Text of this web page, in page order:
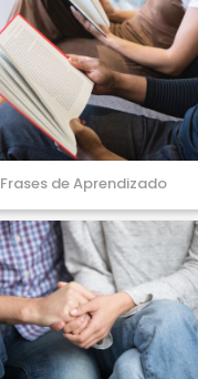
Frases de Aprendizado